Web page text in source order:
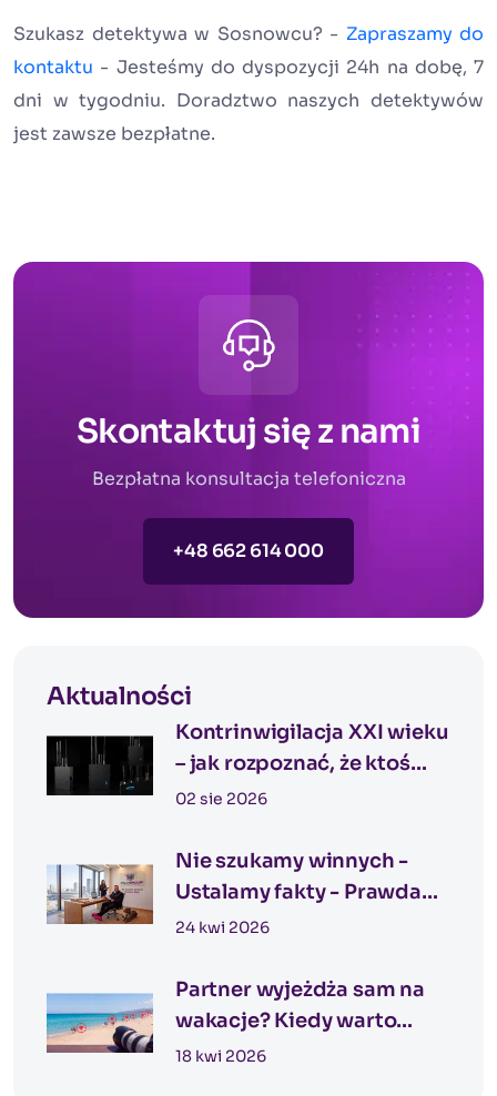
Szukasz detektywa w Sosnowcu? - Zapraszamy do
kontaktu - Jesteśmy do dyspozycji 24h na dobę, 7
dni w tygodniu. Doradztwo naszych detektywów
jest zawsze bezpłatne.
Skontaktuj się z nami
Bezpłatna konsultacja telefoniczna
+48 662 614 000
Aktualności
Kontrinwigilacja XXI wieku
– jak rozpoznać, że ktoś
może Cię obserwować?
02 sie 2026
Nie szukamy winnych -
Ustalamy fakty - Prawda
nie zaczyna się od
24 kwi 2026
Partner wyjeżdża sam na
wakacje? Kiedy warto
rozważyć nadzór
18 kwi 2026